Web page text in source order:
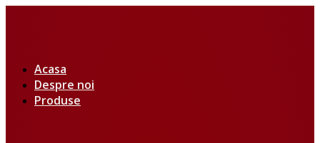
Acasa
Despre noi
Produse